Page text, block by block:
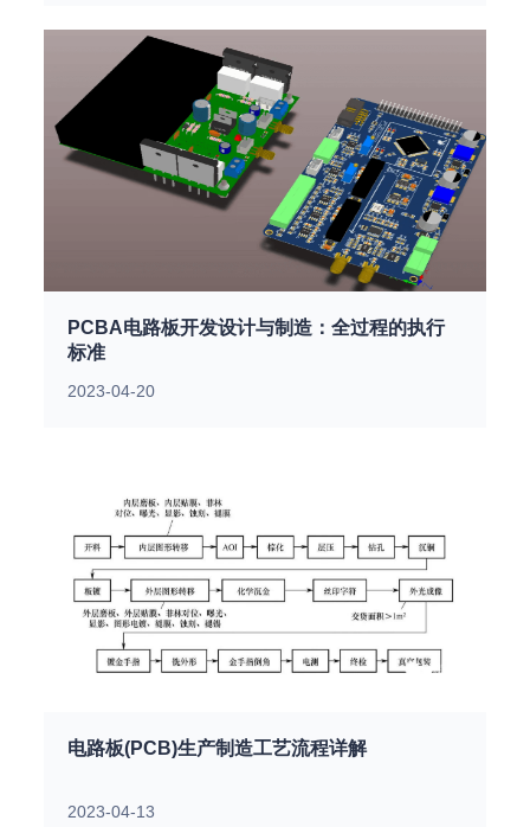
PCBA电路板开发设计与制造：全过程的执行
标准
2023-04-20
电路板(PCB)生产制造工艺流程详解
2023-04-13